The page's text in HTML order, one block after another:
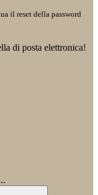
il reset della password
di posta elettronica!